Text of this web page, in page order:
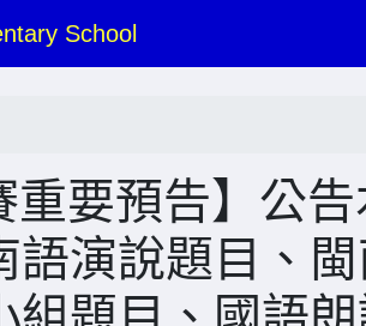
School
重要預告】公
語演說題目、